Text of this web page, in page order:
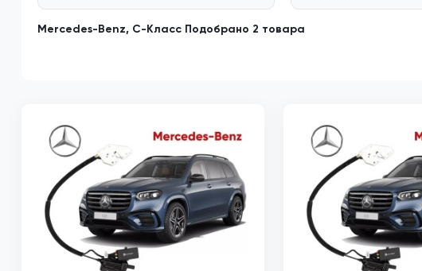
Mercedes-Benz, C-Класс Подобрано 2 товара